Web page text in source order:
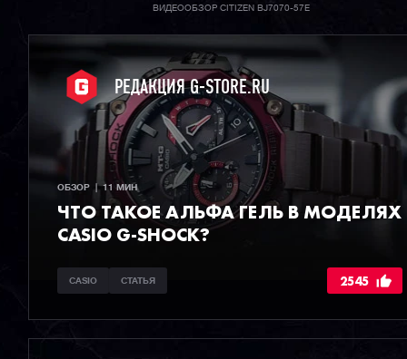
ВИДЕООБЗОР CITIZEN BJ7070-57E
РЕДАКЦИЯ G-STORE.RU
ОБЗОР  |  11 МИН
ЧТО ТАКОЕ АЛЬФА ГЕЛЬ В МОДЕЛЯХ
CASIO G-SHOCK?
CASIO СТАТЬЯ 2545